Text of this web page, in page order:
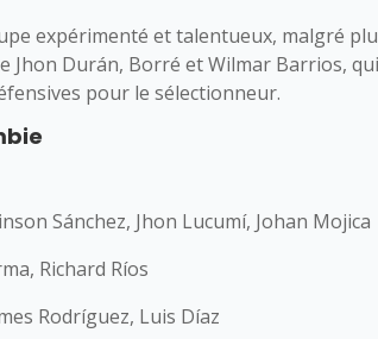
expérimenté et talentueux, malgré
Jhon Durán, Borré et Wilmar Barrios,
pour le sélectionneur.
Sánchez, Jhon Lucumí, Johan Mojica
Richard Ríos
Rodríguez, Luis Díaz